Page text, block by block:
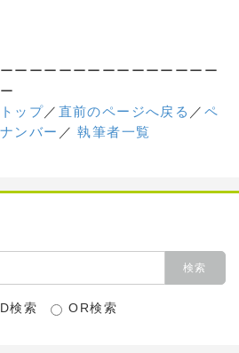
ーーーーーーーーーーーーーー
ップ／ 直前のページへ戻る ／ ペ
ンバー ／執筆者一覧
検索 OR検索